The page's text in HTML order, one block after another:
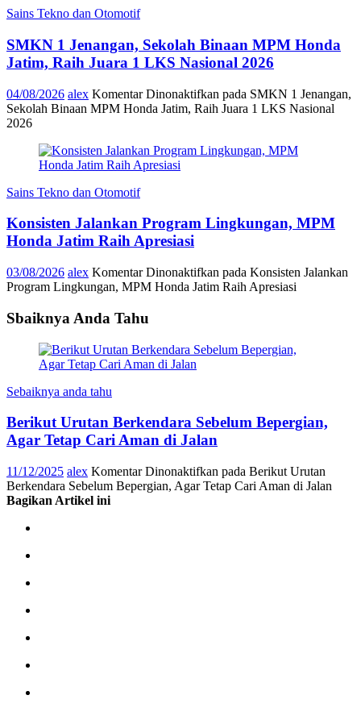
Sains Tekno dan Otomotif
SMKN 1 Jenangan, Sekolah Binaan MPM Honda
Jatim, Raih Juara 1 LKS Nasional 2026
04/08/2026 alex Komentar Dinonaktifkan pada SMKN 1 Jenangan,
Sekolah Binaan MPM Honda Jatim, Raih Juara 1 LKS Nasional
2026
Sains Tekno dan Otomotif
Konsisten Jalankan Program Lingkungan, MPM
Honda Jatim Raih Apresiasi
03/08/2026 alex Komentar Dinonaktifkan pada Konsisten Jalankan
Program Lingkungan, MPM Honda Jatim Raih Apresiasi
Sbaiknya Anda Tahu
Sebaiknya anda tahu
Berikut Urutan Berkendara Sebelum Bepergian,
Agar Tetap Cari Aman di Jalan
11/12/2025 alex Komentar Dinonaktifkan pada Berikut Urutan
Berkendara Sebelum Bepergian, Agar Tetap Cari Aman di Jalan
Bagikan Artikel ini